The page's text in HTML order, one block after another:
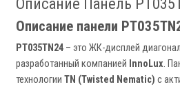
Описание панели
PT035TN24 – это ЖК-дисплей
разработанный компанией InnoLux.
технологии TN (Twisted Nematic) с